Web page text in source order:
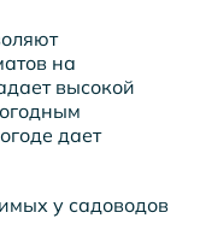
на
высокой
дает
у садоводов